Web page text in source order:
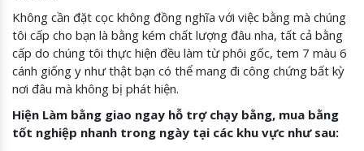
Không cần đặt cọc không đồng nghĩa với việc bằng mà chúng
tôi cấp cho bạn là bằng kém chất lượng đâu nha, tất cả bằng
cấp do chúng tôi thực hiện đều làm từ phôi gốc, tem 7 màu 6
cánh giống y như thật bạn có thể mang đi công chứng bất kỳ
nơi đâu mà không bị phát hiện.
Hiện Làm bằng giao ngay hỗ trợ chạy bằng, mua bằng
tốt nghiệp nhanh trong ngày tại các khu vực như sau: